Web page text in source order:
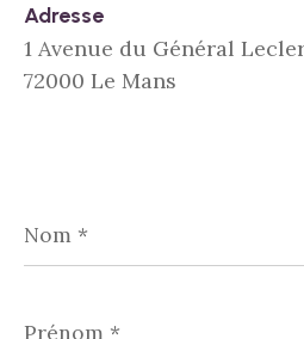
Adresse
1 Avenue du Général
72000 Le Mans
*
*